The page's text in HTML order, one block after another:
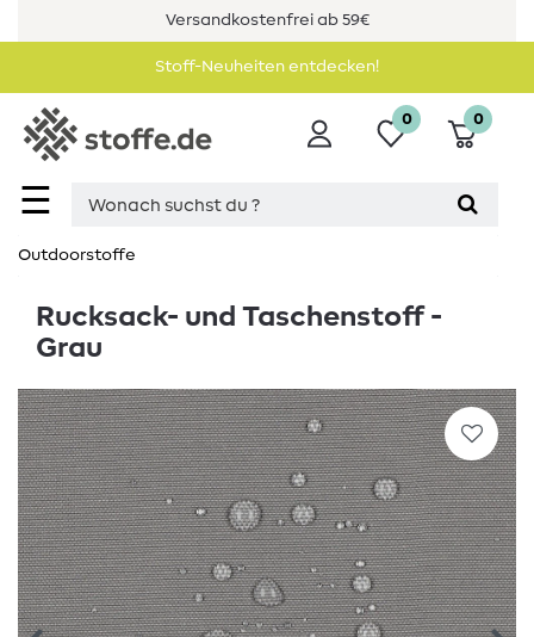
Versandkostenfrei ab 59€
Stoff-Neuheiten entdecken!
☰
0 0
Outdoorstoffe
Rucksack- und Taschenstoff -
Grau